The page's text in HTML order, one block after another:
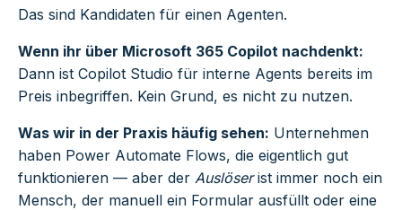
Das sind Kandidaten für einen Agenten.
Wenn ihr über Microsoft 365 Copilot nachdenkt:
Dann ist Copilot Studio für interne Agents bereits im
Preis inbegriffen. Kein Grund, es nicht zu nutzen.
Was wir in der Praxis häufig sehen: Unternehmen
haben Power Automate Flows, die eigentlich gut
funktionieren — aber der Auslöserist immer noch ein
Mensch, der manuell ein Formular ausfüllt oder eine